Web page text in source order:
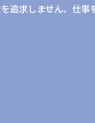
追求しません。仕事